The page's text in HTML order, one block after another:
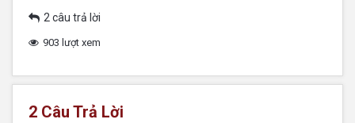
2 câu trả lời
903 lượt xem
2 Câu Trả Lời